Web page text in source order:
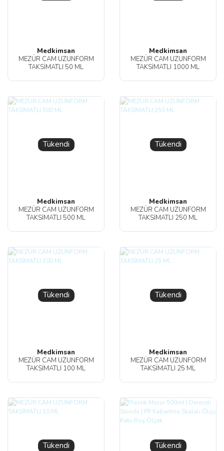
Medkimsan
MEZÜR CAM UZUNFORM
TAKSİMATLI 50 ML
Medkimsan
MEZÜR CAM UZUNFORM
TAKSİMATLI 1000 ML
Tükendi
Medkimsan
MEZÜR CAM UZUNFORM
TAKSİMATLI 500 ML
Tükendi
Medkimsan
MEZÜR CAM UZUNFORM
TAKSİMATLI 250 ML
Tükendi
Medkimsan
MEZÜR CAM UZUNFORM
TAKSİMATLI 100 ML
Tükendi
Medkimsan
MEZÜR CAM UZUNFORM
TAKSİMATLI 25 ML
Tükendi Tükendi